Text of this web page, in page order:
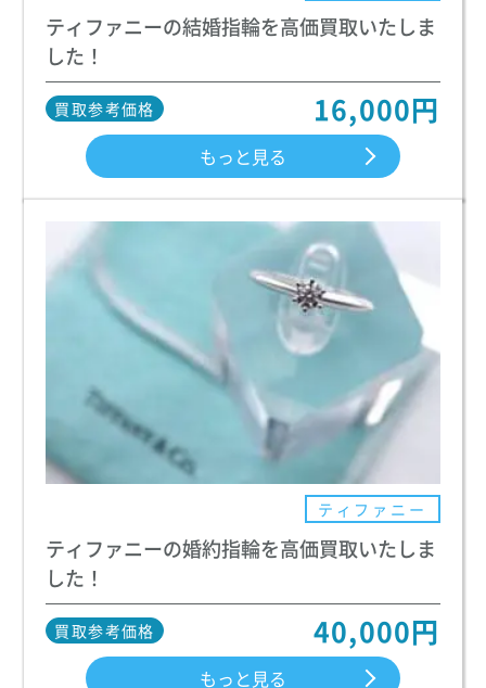
ティファニーの結婚指輪を高価買取いたしま
した！
買取参考価格 16,000円
もっと見る
ティファニー
ティファニーの婚約指輪を高価買取いたしま
した！
買取参考価格 40,000円
もっと見る